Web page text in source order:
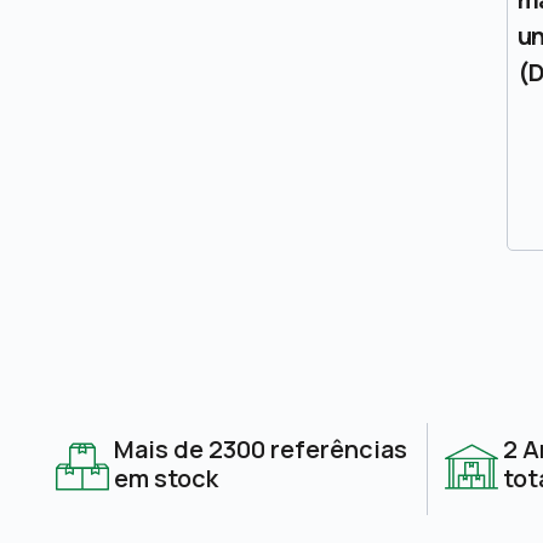
Mais de 2300 referências
em stock
2